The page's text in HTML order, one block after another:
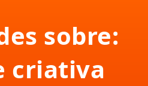
sobre:
criativa